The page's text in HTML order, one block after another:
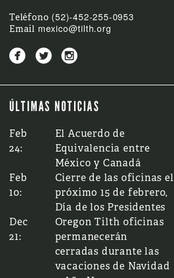
Teléfono (52)-452-255-0953
Email mexico@tilth.org
  
ÚLTIMAS NOTICIAS
Feb
24:
El Acuerdo de
Equivalencia entre
México y Canadá
Feb
10:
Cierre de las oficinas el
próximo 15 de febrero,
Día de los Presidentes
Dec
21:
Oregon Tilth oficinas
permanecerán
cerradas durante las
vacaciones de Navidad